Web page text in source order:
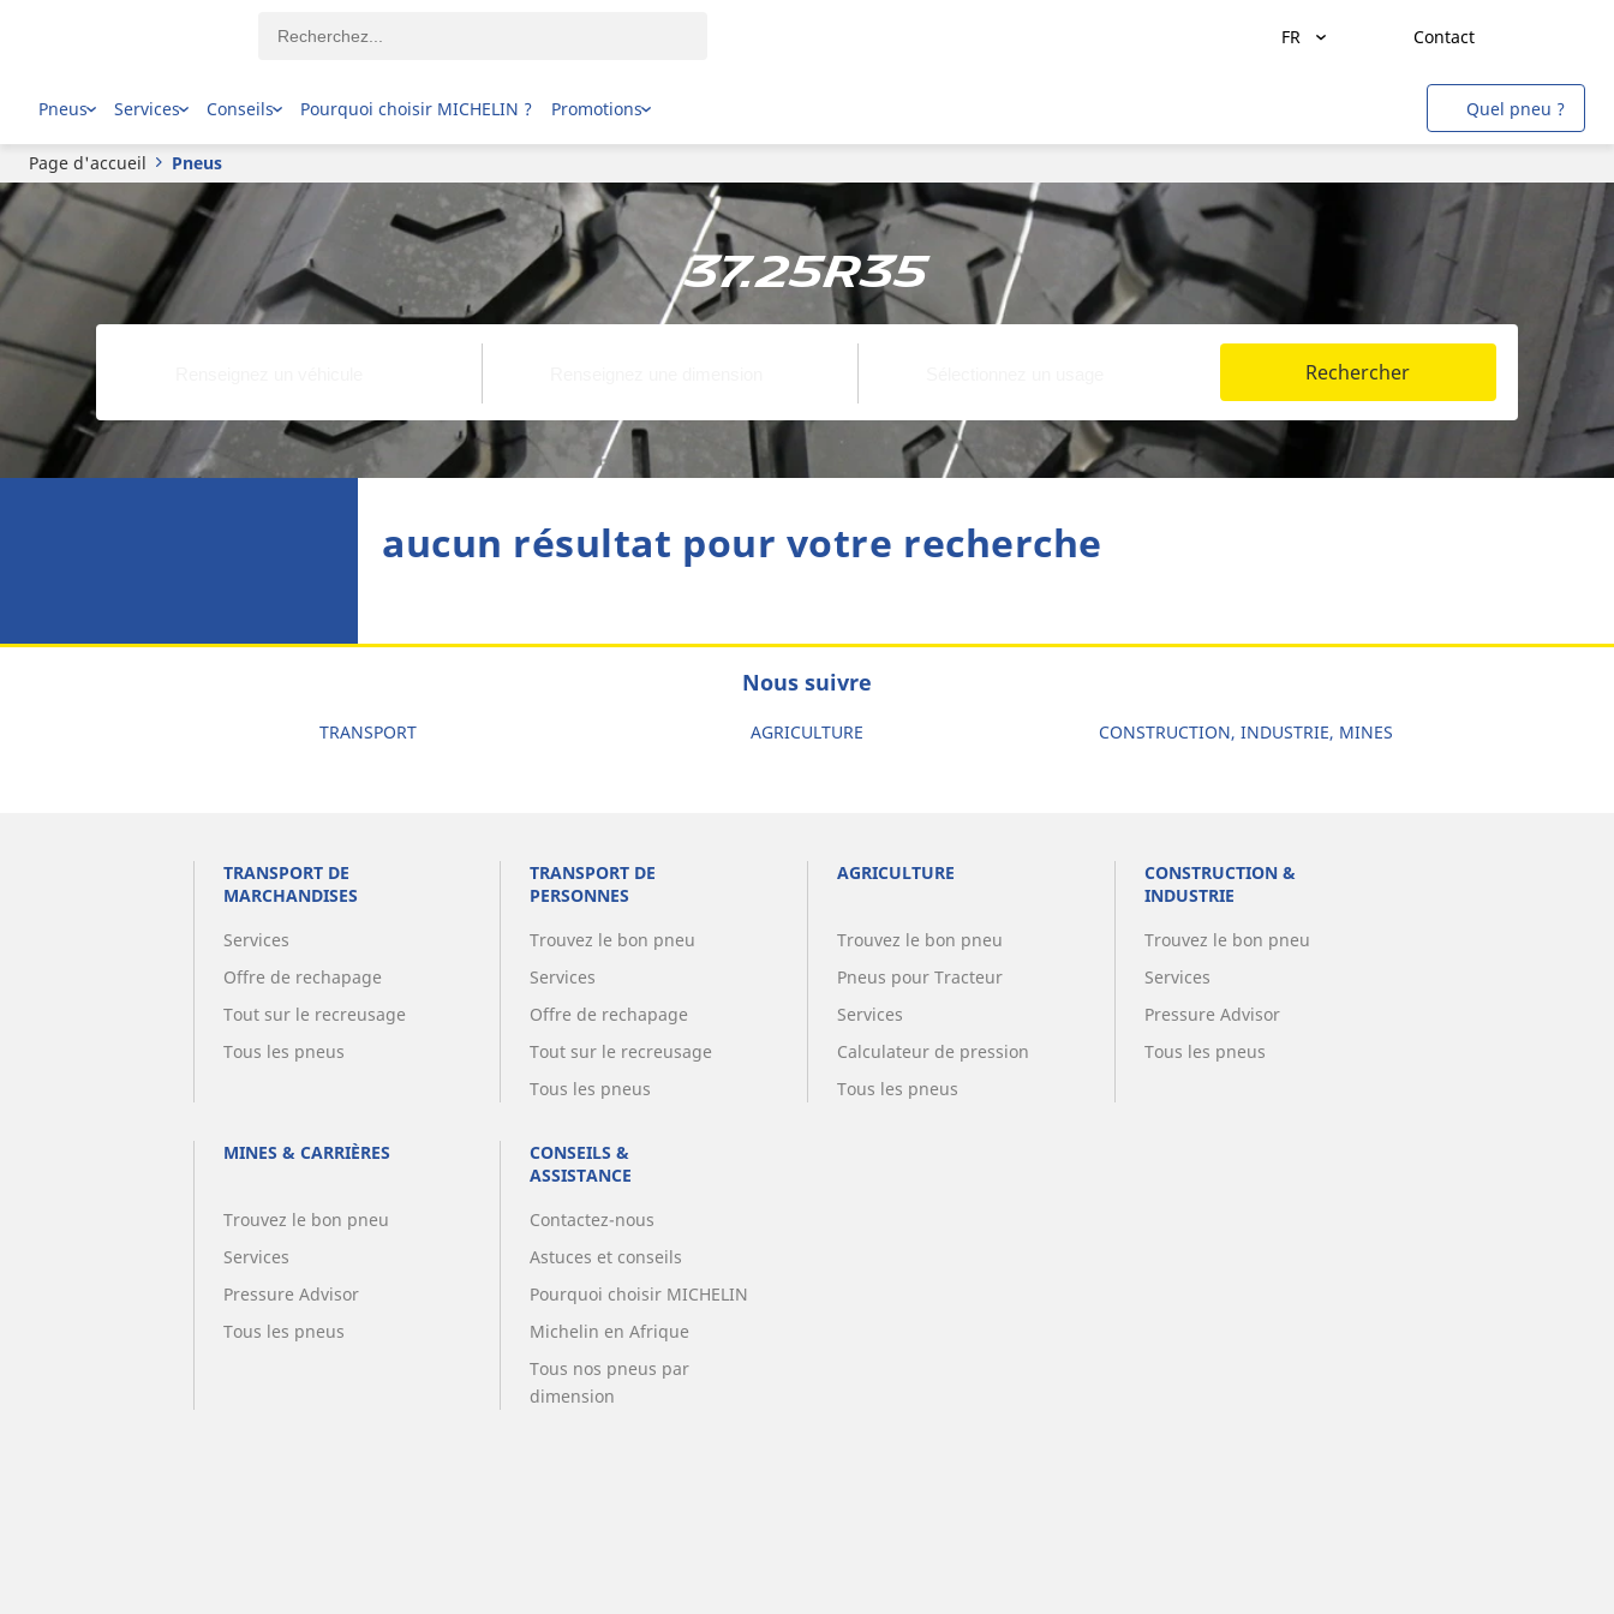
FR Contact
Transport de marchandises
Transport de personnes
Agriculture
Construction & Industrie
Mines & Carrières
Métro
Auto & SUV
Moto & scooter
Pneus Services Conseils Pourquoi choisir MICHELIN ? Promotions Quel pneu ?
Page d'accueil Pneus
37.25R35
Rechercher
aucun résultat pour votre recherche
Nous suivre
TRANSPORT AGRICULTURE CONSTRUCTION, INDUSTRIE, MINES
TRANSPORT DE
MARCHANDISES
Services
Offre de rechapage
Tout sur le recreusage
Tous les pneus
TRANSPORT DE
PERSONNES
Trouvez le bon pneu
Services
Offre de rechapage
Tout sur le recreusage
Tous les pneus
AGRICULTURE
Trouvez le bon pneu
Pneus pour Tracteur
Services
Calculateur de pression
Tous les pneus
CONSTRUCTION &
INDUSTRIE
Trouvez le bon pneu
Services
Pressure Advisor
Tous les pneus
MINES & CARRIÈRES
Trouvez le bon pneu
Services
Pressure Advisor
Tous les pneus
CONSEILS &
ASSISTANCE
Contactez-nous
Astuces et conseils
Pourquoi choisir MICHELIN
Michelin en Afrique
Tous nos pneus par
dimension